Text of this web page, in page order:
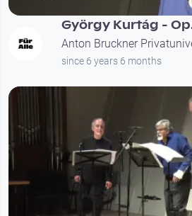
György Kurtág -
Anton Bruckner
since 6 years 6 months